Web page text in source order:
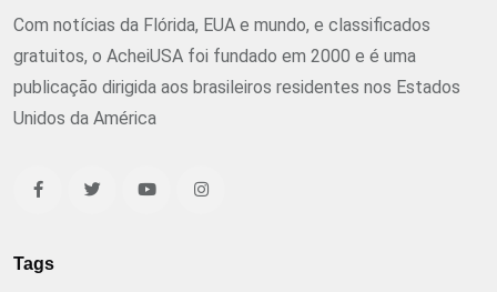
Com notícias da Flórida, EUA e mundo, e classificados
gratuitos, o AcheiUSA foi fundado em 2000 e é uma
publicação dirigida aos brasileiros residentes nos Estados
Unidos da América
Tags